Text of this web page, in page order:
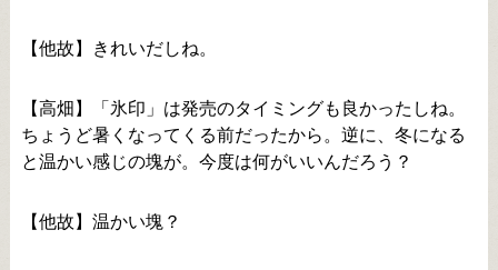
【他故】きれいだしね。
【高畑】「氷印」は発売のタイミングも良かったしね。
ちょうど暑くなってくる前だったから。逆に、冬になる
と温かい感じの塊が。今度は何がいいんだろう？
【他故】温かい塊？